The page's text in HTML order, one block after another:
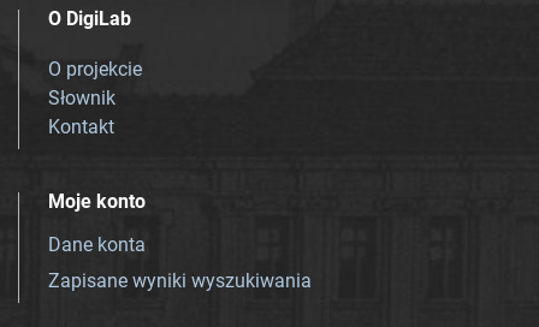
O DigiLab
O projekcie
Słownik
Kontakt
Moje konto
Dane konta
Zapisane wyniki wyszukiwania